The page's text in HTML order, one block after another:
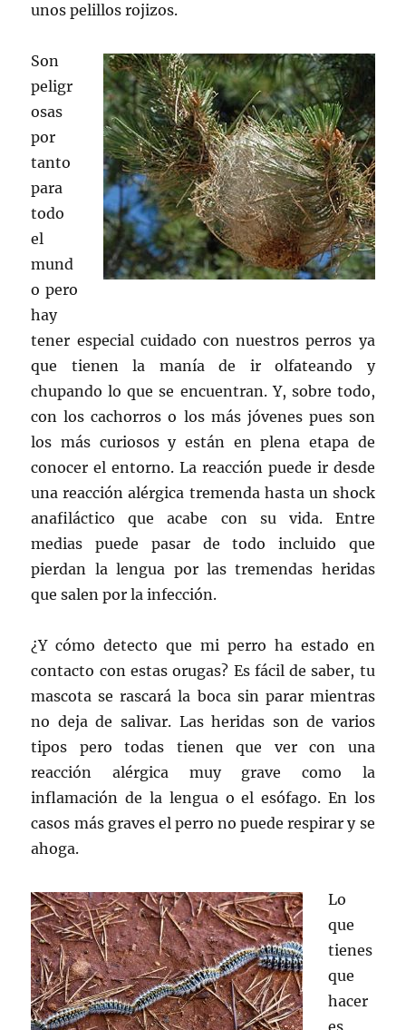
unos pelillos rojizos.
Son
peligr
osas
por
tanto
para
todo
el
mund
o pero
hay
tener especial cuidado con nuestros perros ya
que tienen la manía de ir olfateando y
chupando lo que se encuentran. Y, sobre todo,
con los cachorros o los más jóvenes pues son
los más curiosos y están en plena etapa de
conocer el entorno. La reacción puede ir desde
una reacción alérgica tremenda hasta un shock
anafiláctico que acabe con su vida. Entre
medias puede pasar de todo incluido que
pierdan la lengua por las tremendas heridas
que salen por la infección.
¿Y cómo detecto que mi perro ha estado en
contacto con estas orugas? Es fácil de saber, tu
mascota se rascará la boca sin parar mientras
no deja de salivar. Las heridas son de varios
tipos pero todas tienen que ver con una
reacción alérgica muy grave como la
inflamación de la lengua o el esófago. En los
casos más graves el perro no puede respirar y se
ahoga.
Lo
que
tienes
que
hacer
es